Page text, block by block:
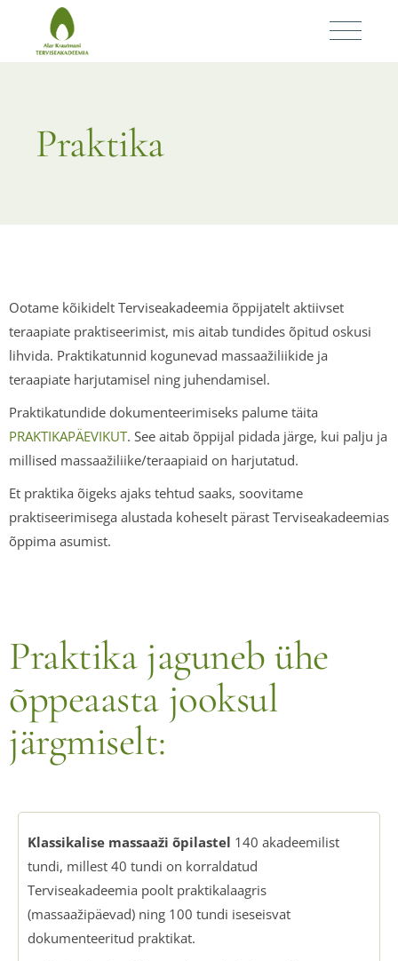
Praktika
Ootame kõikidelt Terviseakadeemia õppijatelt aktiivset
teraapiate praktiseerimist, mis aitab tundides õpitud oskusi
lihvida. Praktikatunnid kogunevad massaažiliikide ja
teraapiate harjutamisel ning juhendamisel.
Praktikatundide dokumenteerimiseks palume täita
PRAKTIKAPÄEVIKUT. See aitab õppijal pidada järge, kui palju ja
millised massaažiliike/teraapiaid on harjutatud.
Et praktika õigeks ajaks tehtud saaks, soovitame
praktiseerimisega alustada koheselt pärast Terviseakadeemias
õppima asumist.
Praktika jaguneb ühe
õppeaasta jooksul
järgmiselt:
Klassikalise massaaži õpilastel 140 akadeemilist
tundi, millest 40 tundi on korraldatud
Terviseakadeemia poolt praktikalaagris
(massaažipäevad) ning 100 tundi iseseisvat
dokumenteeritud praktikat.